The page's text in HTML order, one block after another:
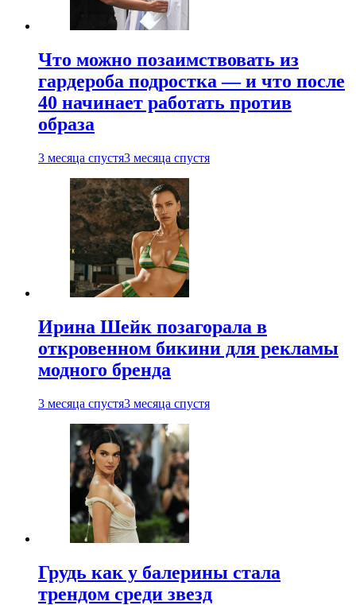
Что можно позаимствовать из
гардероба подростка — и что после
40 начинает работать против
образа
3 месяца спустя3 месяца спустя
Ирина Шейк позагорала в
откровенном бикини для рекламы
модного бренда
3 месяца спустя3 месяца спустя
Грудь как у балерины стала
трендом среди звезд